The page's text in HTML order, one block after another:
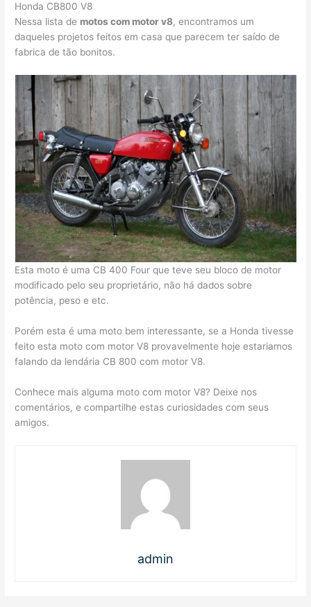
Honda CB800 V8
Nessa lista de motos com motor v8, encontramos um
daqueles projetos feitos em casa que parecem ter saído de
fabrica de tão bonitos.
Esta moto é uma CB 400 Four que teve seu bloco de motor
modificado pelo seu proprietário, não há dados sobre
potência, peso e etc.
Porém esta é uma moto bem interessante, se a Honda tivesse
feito esta moto com motor V8 provavelmente hoje estariamos
falando da lendária CB 800 com motor V8.
Conhece mais alguma moto com motor V8? Deixe nos
comentários, e compartilhe estas curiosidades com seus
amigos.
admin